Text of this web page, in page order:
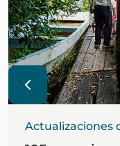
Actualizaciones